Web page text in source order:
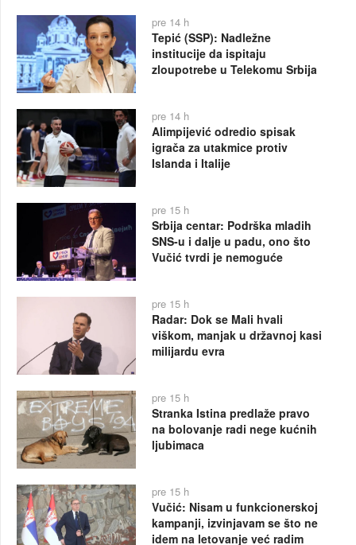
pre 14 h
Tepić (SSP): Nadležne
institucije da ispitaju
zloupotrebe u Telekomu Srbija
pre 14 h
Alimpijević odredio spisak
igrača za utakmice protiv
Islanda i Italije
pre 15 h
Srbija centar: Podrška mladih
SNS-u i dalje u padu, ono što
Vučić tvrdi je nemoguće
pre 15 h
Radar: Dok se Mali hvali
viškom, manjak u državnoj kasi
milijardu evra
pre 15 h
Stranka Istina predlaže pravo
na bolovanje radi nege kućnih
ljubimaca
pre 15 h
Vučić: Nisam u funkcionerskoj
kampanji, izvinjavam se što ne
idem na letovanje već radim